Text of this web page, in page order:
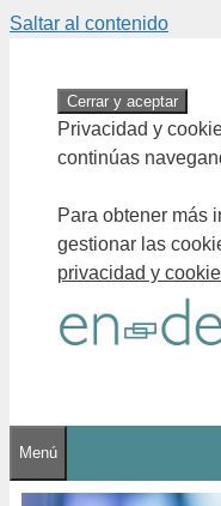
Saltar al contenido
Privacidad y
continúas
Para obtener más
gestionar las
privacidad y
Menú